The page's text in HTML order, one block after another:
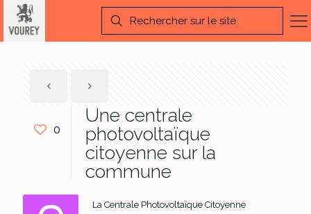
0
Une centrale
photovoltaïque
citoyenne sur la
commune
La Centrale Photovoltaïque Citoyenne